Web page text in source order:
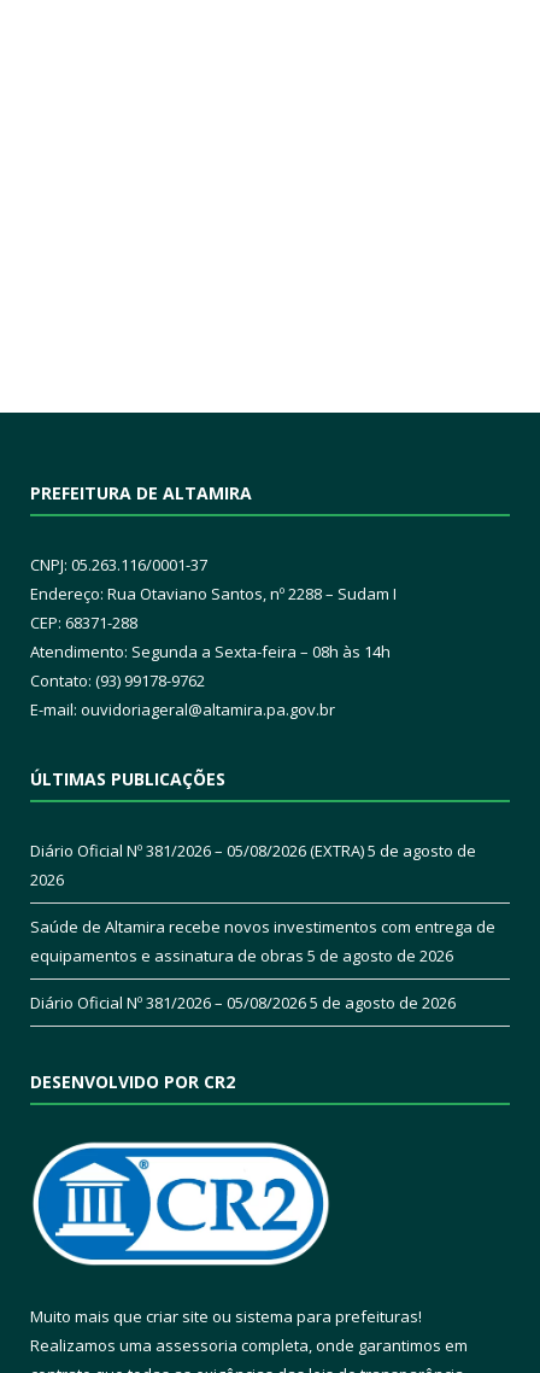
PREFEITURA DE ALTAMIRA
CNPJ: 05.263.116/0001-37
Endereço: Rua Otaviano Santos, nº 2288 – Sudam I
CEP: 68371-288
Atendimento: Segunda a Sexta-feira – 08h às 14h
Contato: (93) 99178-9762
E-mail: ouvidoriageral@altamira.pa.gov.br
ÚLTIMAS PUBLICAÇÕES
Diário Oficial Nº 381/2026 – 05/08/2026 (EXTRA)5 de agosto de
2026
Saúde de Altamira recebe novos investimentos com entrega de
equipamentos e assinatura de obras 5 de agosto de 2026
Diário Oficial Nº 381/2026 – 05/08/20265 de agosto de 2026
DESENVOLVIDO POR CR2
Muito mais que criar site ou sistema para prefeituras!
Realizamos uma assessoria completa, onde garantimos em